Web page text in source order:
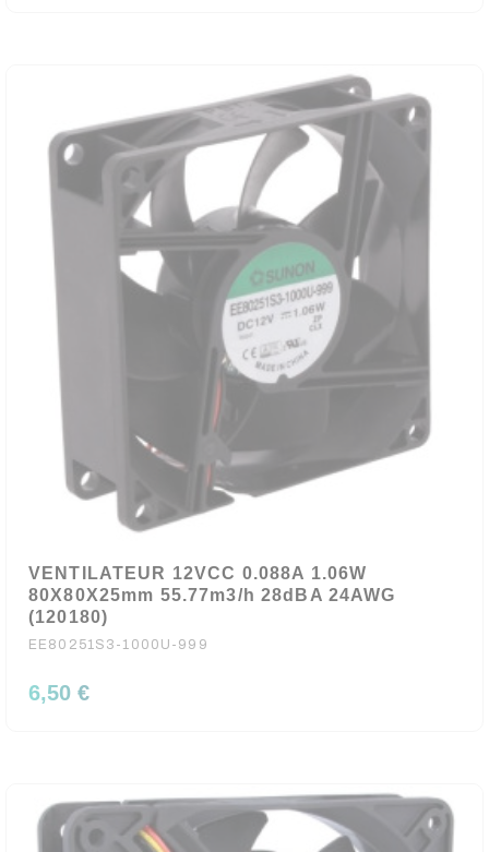
VENTILATEUR 12VCC 0.088A 1.06W
80X80X25mm 55.77m3/h 28dBA 24AWG
(120180)
EE80251S3-1000U-999
6,50 €